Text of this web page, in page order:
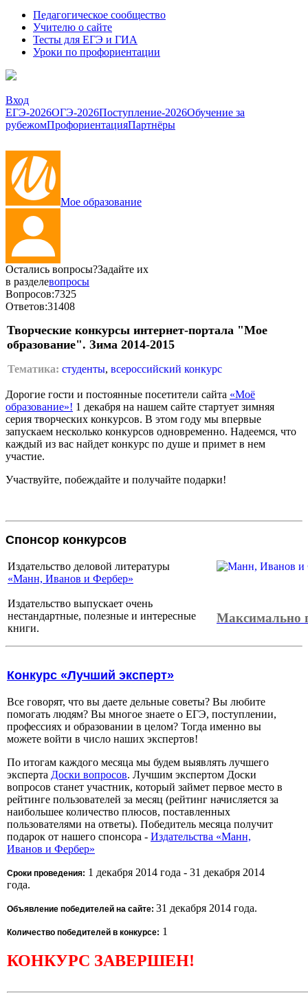
Педагогическое сообщество
Учителю о сайте
Тесты для ЕГЭ и ГИА
Уроки по профориентации
Вход
ЕГЭ-2026ОГЭ-2026Поступление-2026Обучение за
рубежомПрофориентацияПартнёры
Мое образование
Остались вопросы?Задайте их
в разделевопросы
Вопросов:7325
Ответов:31408
Творческие конкурсы интернет-портала "Мое
образование". Зима 2014-2015
Тематика: студенты, всероссийский конкурс
Дорогие гости и постоянные посетители сайта «Моё
образование»! 1 декабря на нашем сайте стартует зимняя
серия творческих конкурсов. В этом году мы впервые
запускаем несколько конкурсов одновременно. Надеемся, что
каждый из вас найдет конкурс по душе и примет в нем
участие.
Участвуйте, побеждайте и получайте подарки!
Спонсор конкурсов
Издательство деловой литературы
«Манн, Иванов и Фербер»
Издательство выпускает очень
нестандартные, полезные и интересные
книги.
Максимально
Конкурс «Лучший эксперт»
Все говорят, что вы даете дельные советы? Вы любите
помогать людям? Вы многое знаете о ЕГЭ, поступлении,
профессиях и образовании в целом? Тогда именно вы
можете войти в число наших экспертов!
По итогам каждого месяца мы будем выявлять лучшего
эксперта Доски вопросов. Лучшим экспертом Доски
вопросов станет участник, который займет первое место в
рейтинге пользователей за месяц (рейтинг начисляется за
наибольшее количество плюсов, поставленных
пользователями на ответы). Победитель месяца получит
подарок от нашего спонсора - Издательства «Манн,
Иванов и Фербер»
Сроки проведения: 1 декабря 2014 года - 31 декабря 2014
года.
Объявление победителей на сайте: 31 декабря 2014 года.
Количество победителей в конкурсе: 1
КОНКУРС ЗАВЕРШЕН!